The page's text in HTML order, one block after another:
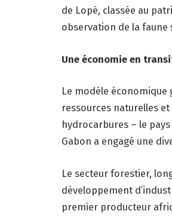
de Lopé, classée au
observation de la faune
Une économie en
Le modèle
ressources naturelles
hydrocarbures – le
Gabon a engagé une
Le secteur forestier,
développement
premier producteur